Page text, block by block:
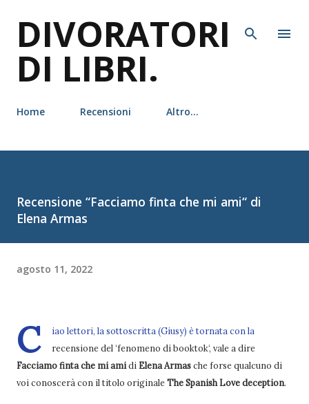
DIVORATORI
DI LIBRI.
Home Recensioni Altro…
Recensione “Facciamo finta che mi ami“ di
Elena Armas
agosto 11, 2022
C
iao lettori, la sottoscritta (Giusy) è tornata con la
recensione del ‘fenomeno di booktok‘, vale a dire
Facciamo finta che mi amidi Elena Armasche forse qualcuno di
voi conoscerà con il titolo originaleThe Spanish Love deception.